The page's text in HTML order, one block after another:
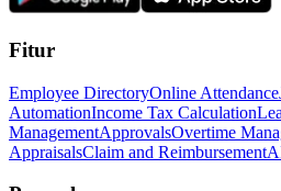
Fitur
Employee DirectoryOnline Attendance
AutomationIncome Tax Calculation
ManagementApprovalsOvertime
AppraisalsClaim and Reimbursement